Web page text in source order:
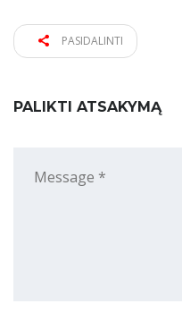
PASIDALINTI
PALIKTI ATSAKYMĄ